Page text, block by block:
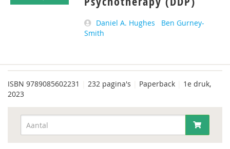
Daniel A. Hughes
Ben Gurney-
Smith
ISBN 9789085602231 232 pagina's Paperback
1e druk,
2023